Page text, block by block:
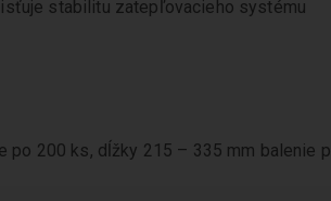
stabilitu zatepľovacieho systému
po 200 ks, dĺžky 215 – 335 mm balenie